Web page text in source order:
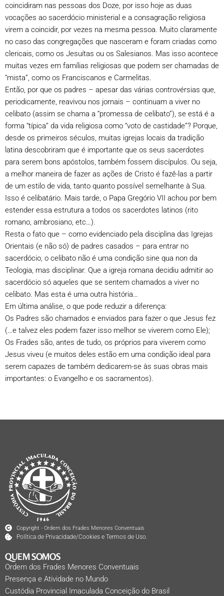
coincidiram nas pessoas dos Doze, por isso hoje as duas
vocações ao sacerdócio ministerial e a consagração religiosa
virem a coincidir, por vezes na mesma pessoa. Muito claramente
no caso das congregações que nasceram e foram criadas como
clericais, como os Jesuítas ou os Salesianos. Mas isso acontece
muitas vezes em famílias religiosas que podem ser chamadas de
“mista”, como os Franciscanos e Carmelitas.
Então, por que os padres – apesar das várias controvérsias que,
periodicamente, reavivou nos jornais – continuam a viver no
celibato (assim se chama a “promessa de celibato”), se está é a
forma “típica” da vida religiosa como “voto de castidade”? Porque,
desde os primeiros séculos, muitas igrejas locais da tradição
latina descobriram que é importante que os seus sacerdotes
para serem bons apóstolos, também fossem discípulos. Ou seja,
a melhor maneira de fazer as ações de Cristo é fazê-las a partir
de um estilo de vida, tanto quanto possível semelhante à Sua.
Isso é celibatário. Mais tarde, o Papa Gregório VII achou por bem
estender essa estrutura a todos os sacerdotes latinos (rito
romano, ambrosiano, etc…).
Resta o fato que – como evidenciado pela disciplina das Igrejas
Orientais (e não só) de padres casados – para entrar no
sacerdócio, o celibato não é uma condição sine qua non da
Teologia, mas disciplinar. Que a igreja romana decidiu admitir ao
sacerdócio só aqueles que se sentem chamados a viver no
celibato. Mas esta é uma outra história…
Em última análise, o que pode reduzir a diferença:
Os Padres são chamados e enviados para fazer o que Jesus fez
(…e talvez eles podem fazer isso melhor se viverem como Ele);
Os Frades são, antes de tudo, os próprios para viverem como
Jesus viveu (e muitos deles estão em uma condição ideal para
serem capazes de também dedicarem-se às suas obras mais
importantes: o Evangelho e os sacramentos).
Copyright - Ordem dos Frades Menores Conventuais
Política de Privacidade/Cookies e Termos de Uso.
QUEM SOMOS
Ordem dos Frades Menores Conventuais
Presença e Atividade no Mundo
Custódia Provincial Imaculada Conceição do Brasil